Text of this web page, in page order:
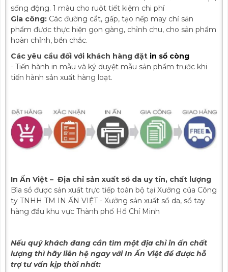
sống động. 1 màu cho ruột tiết kiệm chi phí
Gia công: Các đường cắt, gấp, tạo nếp may chỉ sản
phẩm được thực hiện gọn gàng, chỉnh chu, cho sản phẩm
hoàn chỉnh, bền chắc.
Các yêu cầu đối với khách hàng đặt in sổ còng
- Tiến hành in mẫu và ký duyệt mẫu sản phẩm trước khi
tiến hành sản xuất hàng loạt.
In Ấn Việt – Địa chỉ sản xuất sổ da uy tín, chất lượng
Bìa sổ được sản xuất trực tiếp toàn bộ tại Xưởng của Công
ty TNHH TM IN ẤN VIỆT - Xưởng sản xuất sổ da, sổ tay
hàng đầu khu vực Thành phố Hồ Chí Minh
Nếu quý khách đang cần tìm một địa chỉ in ấn chất
lượng thì hãy liên hệ ngay với In Ấn Việt để được hỗ
trợ tư vấn kịp thời nhất: